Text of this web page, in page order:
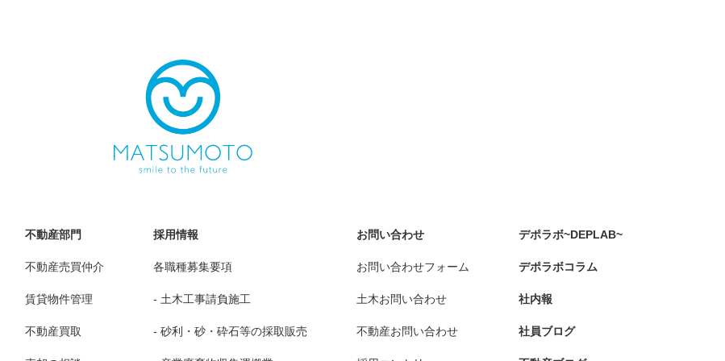
不動産部門
不動産売買仲介
賃貸物件管理
不動産買取
採用情報
各職種募集要項
- 土木工事請負施工
- 砂利・砂・砕石等の採取販売
お問い合わせ
お問い合わせフォーム
土木お問い合わせ
不動産お問い合わせ
デポラボ~DEPLAB~
デポラボコラム
社内報
社員ブログ